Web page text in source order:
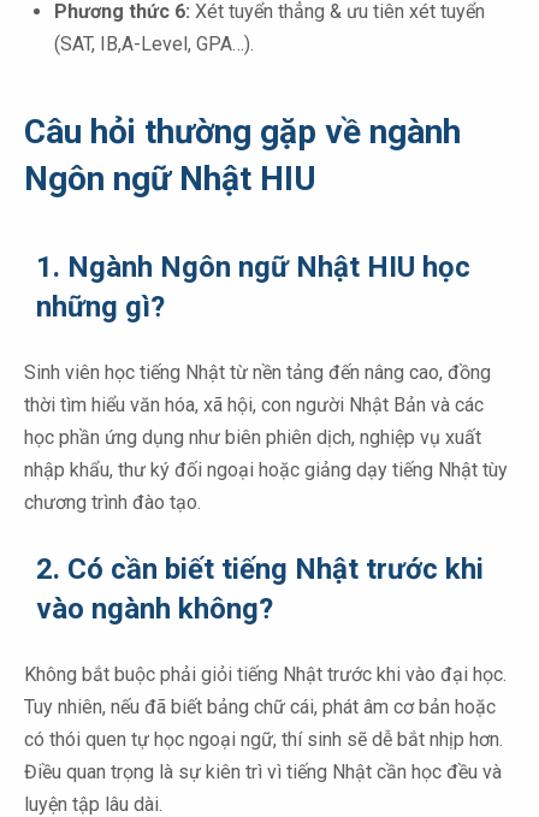
Phương thức 6: Xét tuyển thẳng & ưu tiên xét tuyển
(SAT, IB,A-Level, GPA…).
Câu hỏi thường gặp về ngành
Ngôn ngữ Nhật HIU
1. Ngành Ngôn ngữ Nhật HIU học
những gì?
Sinh viên học tiếng Nhật từ nền tảng đến nâng cao, đồng
thời tìm hiểu văn hóa, xã hội, con người Nhật Bản và các
học phần ứng dụng như biên phiên dịch, nghiệp vụ xuất
nhập khẩu, thư ký đối ngoại hoặc giảng dạy tiếng Nhật tùy
chương trình đào tạo.
2. Có cần biết tiếng Nhật trước khi
vào ngành không?
Không bắt buộc phải giỏi tiếng Nhật trước khi vào đại học.
Tuy nhiên, nếu đã biết bảng chữ cái, phát âm cơ bản hoặc
có thói quen tự học ngoại ngữ, thí sinh sẽ dễ bắt nhịp hơn.
Điều quan trọng là sự kiên trì vì tiếng Nhật cần học đều và
luyện tập lâu dài.